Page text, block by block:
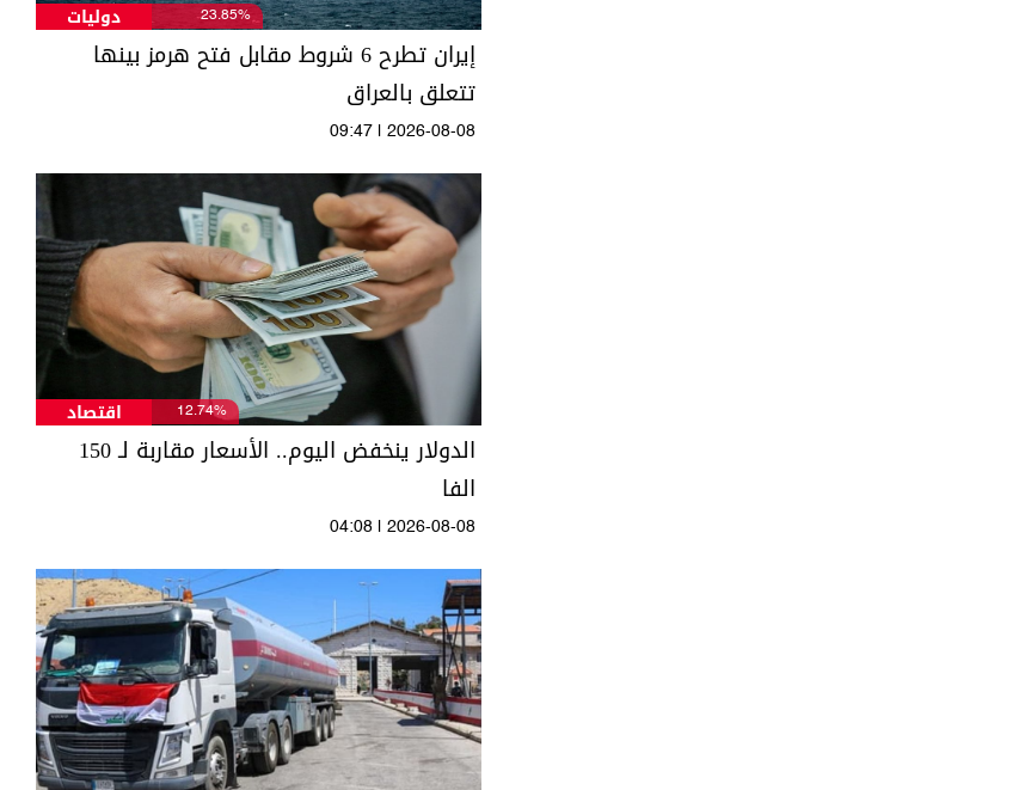
دوليات 23.85%
إيران تطرح 6 شروط مقابل فتح هرمز بينها
تتعلق بالعراق
09:47 | 2026-08-08
اقتصاد 12.74%
الدولار ينخفض اليوم.. الأسعار مقاربة لـ 150
الفا
04:08 | 2026-08-08